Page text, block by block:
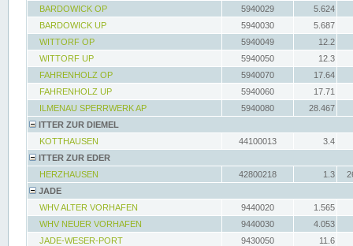
BARDOWICK OP
5940029
5.624
BARDOWICK UP
5940030
5.687
WITTORF OP
5940049
12.2
WITTORF UP
5940050
12.3
FAHRENHOLZ OP
5940070
17.64
FAHRENHOLZ UP
5940060
17.71
ILMENAU SPERRWERK AP
5940080
28.467
ITTER ZUR DIEMEL
KOTTHAUSEN
44100013
3.4
ITTER ZUR EDER
HERZHAUSEN
42800218 1.3
JADE
WHV ALTER VORHAFEN
9440020
1.565
WHV NEUER VORHAFEN
9440030
4.053
JADE-WESER-PORT
9430050
11.6